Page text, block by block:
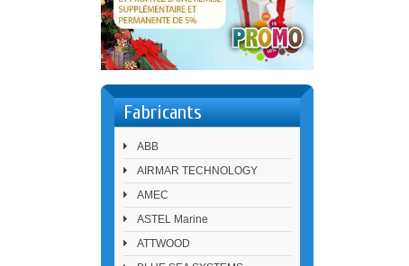
Fabricants
ABB
AIRMAR TECHNOLOGY
AMEC
ASTEL Marine
ATTWOOD